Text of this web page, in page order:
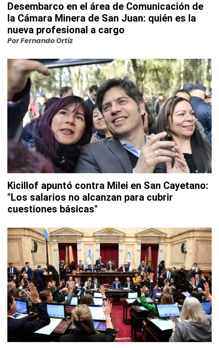
Desembarco en el área de Comunicación de
la Cámara Minera de San Juan: quién es la
nueva profesional a cargo
PorFernando Ortiz
Kicillof apuntó contra Milei en San Cayetano:
"Los salarios no alcanzan para cubrir
cuestiones básicas"